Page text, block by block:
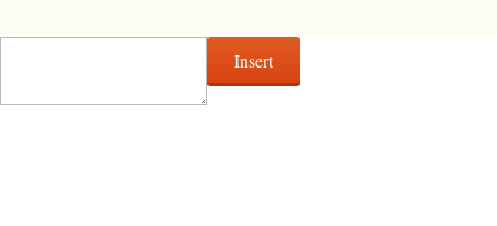
Insert